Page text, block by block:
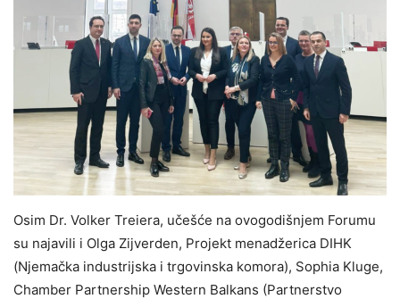
Osim Dr. Volker Treiera, učešće na ovogodišnjem Forumu
su najavili i Olga Zijverden, Projekt menadžerica DIHK
(Njemačka industrijska i trgovinska komora), Sophia Kluge,
Chamber Partnership Western Balkans (Partnerstvo